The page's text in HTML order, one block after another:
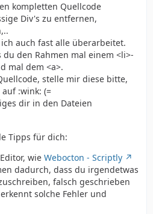
kompletten Quellcode
Div's zu entfernen,
auch fast alle überarbeitet.
den Rahmen mal einem <li>-
mal dem <a>.
stelle mir diese bitte,
:wink: (=
dir in den Dateien
Tipps für dich:
wie Webocton - Scriptly
dadurch, dass du irgendetwas
falsch geschrieben
solche Fehler und